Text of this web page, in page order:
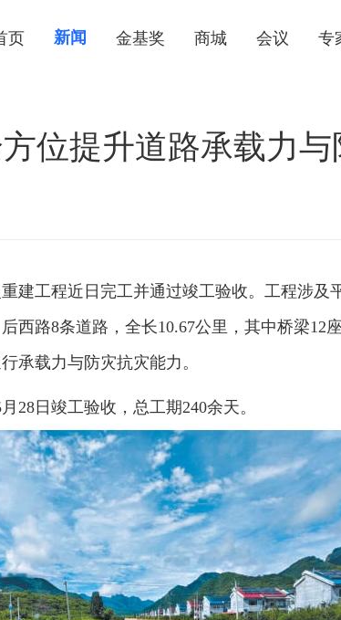
页 新闻 金基奖 商城 会议 专
位提升道路承载力
建工程近日完工并通过竣工验收。工程涉及
西路8条道路，全长10.67公里，其中桥梁12
承载力与防灾抗灾能力。
28日竣工验收，总工期240余天。